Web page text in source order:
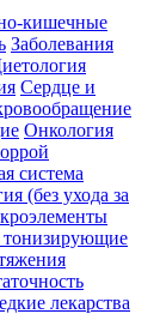
кишечные
Заболевания
Сердце и
Онкология
система
(без ухода за
лекарства